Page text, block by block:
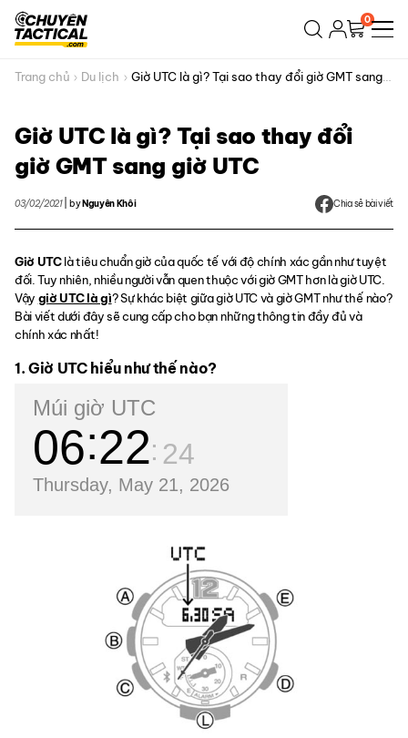
Bỏ
qua
dung
0
Trang chủ Du lịch
Giờ UTC là gì? Tại sao thay đổi giờ GMT sang
Giờ UTC là gì? Tại sao thay đổi
giờ GMT sang giờ UTC
03/02/2021| byNguyên Khôi Chia sẻ bài viết
Giờ UTClà tiêu chuẩn giờ của quốc tế với độ chính xác gần như tuyệt
đối. Tuy nhiên, nhiều người vẫn quen thuộc với giờ GMT hơn là giờ UTC.
Vậy giờ UTC là gì? Sự khác biệt giữa giờ UTC và giờ GMT như thế nào?
Bài viết dưới đây sẽ cung cấp cho bạn những thông tin đầy đủ và
chính xác nhất!
1. Giờ UTC hiểu như thế nào?
Múi giờ UTC
06 22 25
Thursday, May 21, 2026